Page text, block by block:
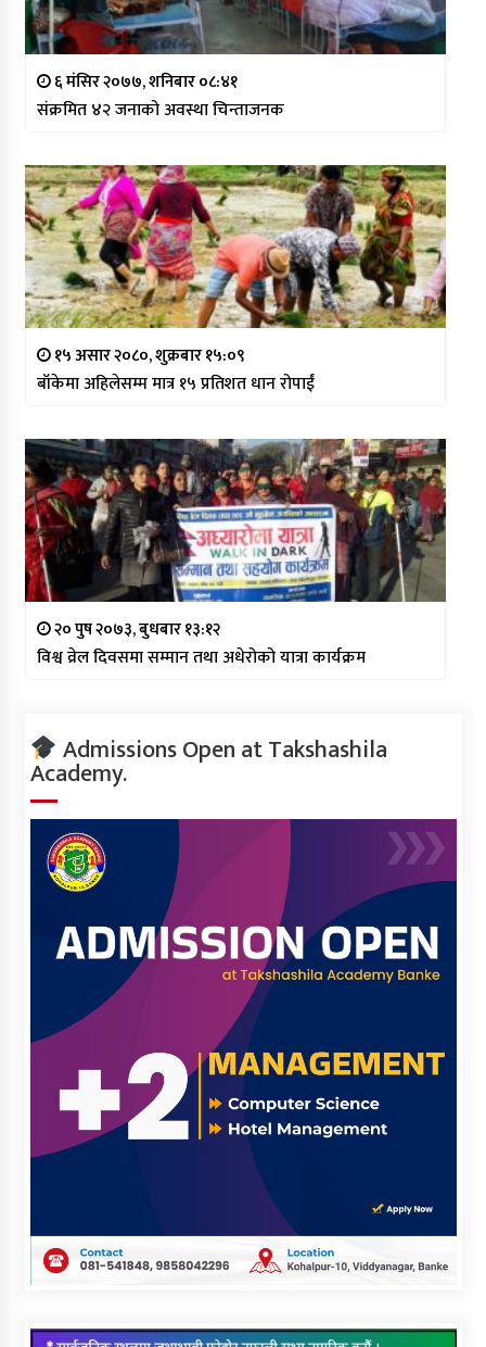
६ मंसिर २०७७, शनिबार ०८:४१
संक्रमित ४२ जनाको अवस्था चिन्ताजनक
१५ असार २०८०, शुक्रबार १५:०९
बाँकेमा अहिलेसम्म मात्र १५ प्रतिशत धान रोपाईं
२० पुष २०७३, बुधबार १३:१२
विश्व व्रेल दिवसमा सम्मान तथा अधेरोको यात्रा कार्यक्रम
Admissions Open at Takshashila
Academy.